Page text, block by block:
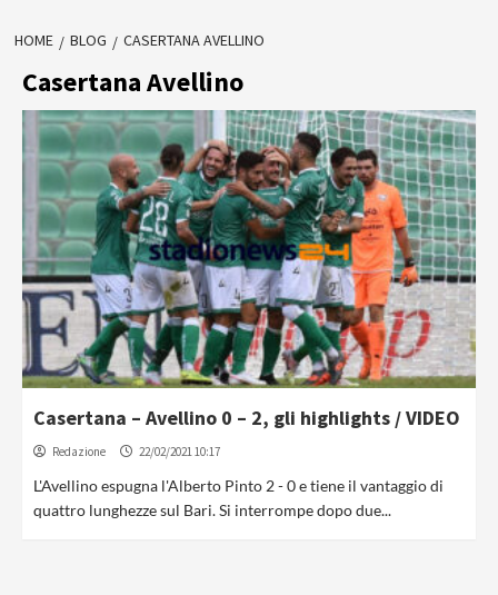
HOME BLOG CASERTANA AVELLINO
Casertana Avellino
Casertana – Avellino 0 – 2, gli highlights / VIDEO
Redazione 22/02/2021 10:17
L'Avellino espugna l'Alberto Pinto 2 - 0 e tiene il vantaggio di
quattro lunghezze sul Bari. Si interrompe dopo due...